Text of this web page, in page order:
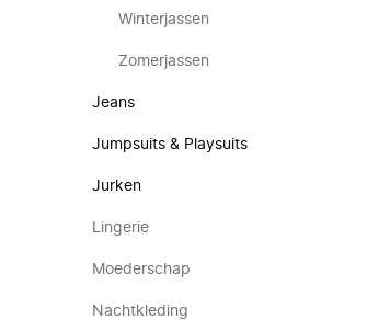
Winterjassen
Zomerjassen
Jeans
Jumpsuits & Playsuits
Jurken
Lingerie
Moederschap
Nachtkleding